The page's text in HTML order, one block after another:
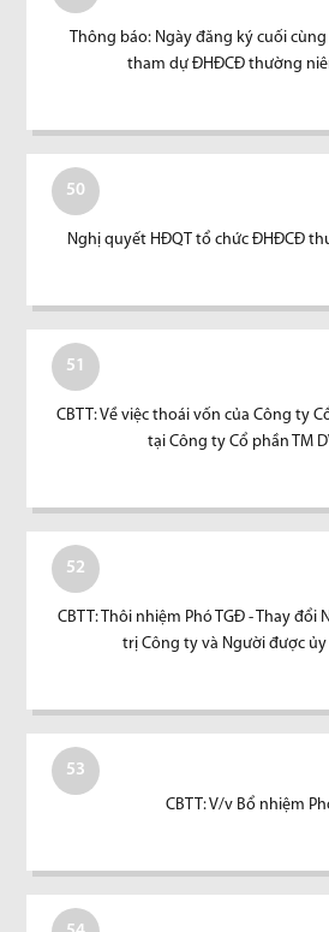
Thông báo: Ngày đăng ký cuối
tham dự ĐHĐCĐ thường
50
Nghị quyết HĐQT tổ chức ĐHĐCĐ
51
CBTT: Về việc thoái vốn của Công ty
tại Công ty Cổ phần TM
52
CBTT: Thôi nhiệm Phó TGĐ - Thay
trị Công ty và Người được ủy
53
CBTT: V/v Bổ nhiệm